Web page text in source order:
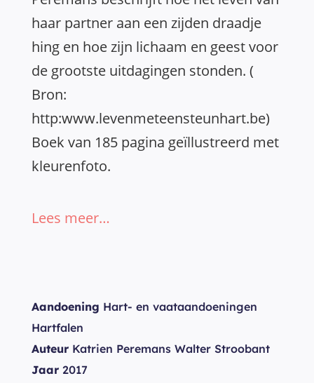
haar partner aan een zijden draadje
hing en hoe zijn lichaam en geest voor
de grootste uitdagingen stonden. (
Bron:
http:www.levenmeteensteunhart.be)
Boek van 185 pagina geïllustreerd met
kleurenfoto.
Lees meer…
Aandoening Hart- en vaataandoeningen
Hartfalen
Auteur Katrien Peremans Walter Stroobant
Jaar 2017